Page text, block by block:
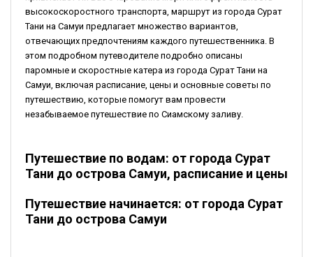
высокоскоростного транспорта, маршрут из города Сурат
Тани на Самуи предлагает множество вариантов,
отвечающих предпочтениям каждого путешественника. В
этом подробном путеводителе подробно описаны
паромные и скоростные катера из города Сурат Тани на
Самуи, включая расписание, цены и основные советы по
путешествию, которые помогут вам провести
незабываемое путешествие по Сиамскому заливу.
Путешествие по водам: от города Сурат
Тани до острова Самуи, расписание и цены
Путешествие начинается: от города Сурат
Тани до острова Самуи